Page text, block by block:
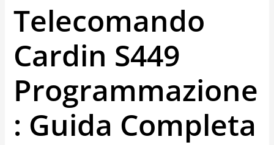
Telecomando
Cardin S449
Programmazione
: Guida Completa